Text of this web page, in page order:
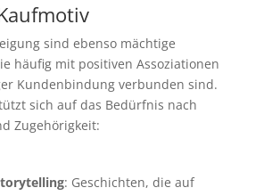
sind ebenso mächtige
häufig mit positiven Assoziationen
Kundenbindung verbunden sind.
sich auf das Bedürfnis nach
Zugehörigkeit:
: Geschichten, die auf